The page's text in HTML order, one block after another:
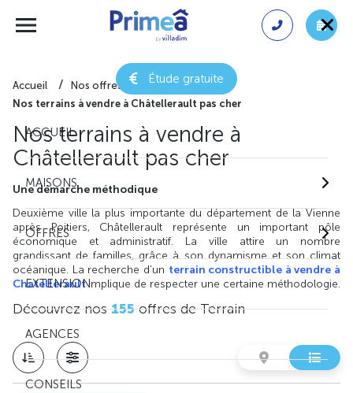
Étude gratuite
ACCUEIL
MAISONS
OFFRES
EXTENSION
AGENCES
CONSEILS
Accueil
Nos offres de terrain
Nos terrains à vendre à Châtellerault pas cher
Nos terrains à vendre à
Châtellerault pas cher
Une démarche méthodique
Deuxième ville la plus importante du département de la Vienne
après Poitiers, Châtellerault représente un important pôle
économique et administratif. La ville attire un nombre
grandissant de familles, grâce à son dynamisme et son climat
océanique. La recherche d’un terrain constructible à vendre à
Chatelleraultimplique de respecter une certaine méthodologie.
Découvrez nos155offres de Terrain